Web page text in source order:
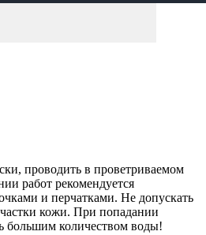
проводить в проветриваемом
работ рекомендуется
и перчатками. Не допускать
кожи. При попадании
большим количеством воды!